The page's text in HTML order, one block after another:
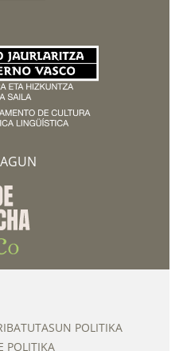
POLITIKA
POLITIKA